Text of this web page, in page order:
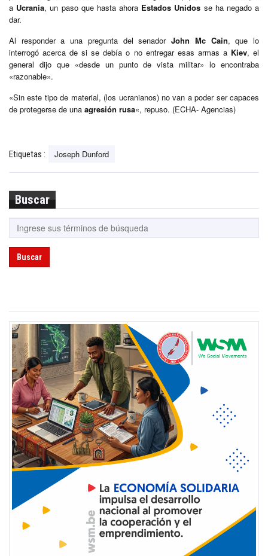
a Ucrania, un paso que hasta ahora Estados Unidos se ha negado a
dar.
Al responder a una pregunta del senadorJohn Mc Cain, que lo
interrogó acerca de si se debía o no entregar esas armas a Kiev, el
general dijo que «desde un punto de vista militar» lo encontraba
«razonable».
«Sin este tipo de material, (los ucranianos) no van a poder ser capaces
de protegerse de una agresión rusa«, repuso. (ECHA- Agencias)
Etiquetas : Joseph Dunford
Buscar
Buscar